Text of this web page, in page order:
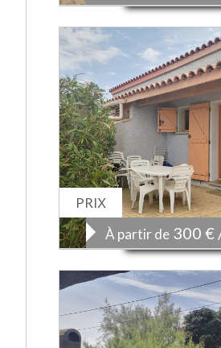
PRIX
À partir de 300 €